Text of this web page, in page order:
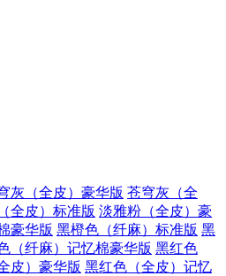
灰（全皮）豪华版 苍穹灰（全
全皮）标准版 淡雅粉（全皮）豪
豪华版 黑橙色（纤麻）标准版 黑
（纤麻）记忆棉豪华版 黑红色
皮）豪华版 黑红色（全皮）记忆